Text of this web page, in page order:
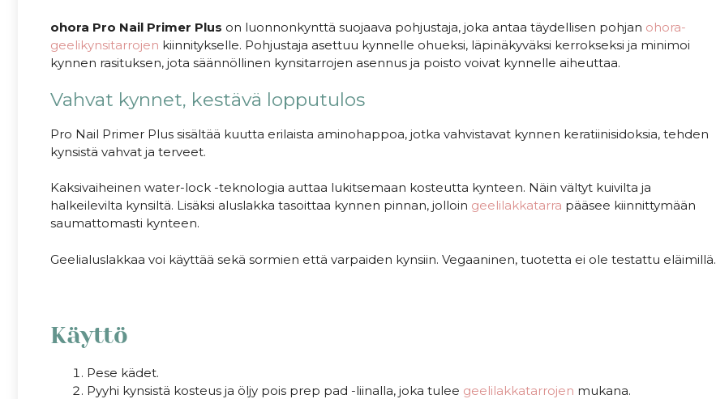
ohora Pro Nail Primer Plus on luonnonkynttä suojaava pohjustaja, joka antaa täydellisen pohjan ohora-
geelikynsitarrojen kiinnitykselle. Pohjustaja asettuu kynnelle ohueksi, läpinäkyväksi kerrokseksi ja minimoi
kynnen rasituksen, jota säännöllinen kynsitarrojen asennus ja poisto voivat kynnelle aiheuttaa.
Vahvat kynnet, kestävä lopputulos
Pro Nail Primer Plus sisältää kuutta erilaista aminohappoa, jotka vahvistavat kynnen keratiinisidoksia, tehden
kynsistä vahvat ja terveet.
Kaksivaiheinen water-lock -teknologia auttaa lukitsemaan kosteutta kynteen. Näin vältyt kuivilta ja
halkeilevilta kynsiltä. Lisäksi aluslakka tasoittaa kynnen pinnan, jolloin geelilakkatarra pääsee kiinnittymään
saumattomasti kynteen.
Geelialuslakkaa voi käyttää sekä sormien että varpaiden kynsiin. Vegaaninen, tuotetta ei ole testattu eläimillä.
Käyttö
Pese kädet.
Pyyhi kynsistä kosteus ja öljy pois prep pad -liinalla, joka tulee geelilakkatarrojen mukana.